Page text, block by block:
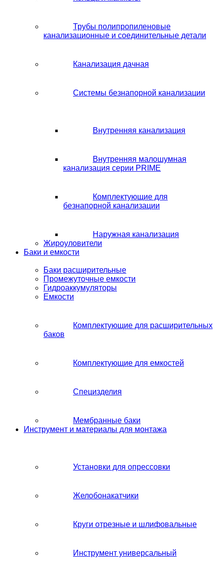
Трубы полипропиленовые
канализационные и соединительные детали
Канализация дачная
Системы безнапорной канализации
Внутренняя канализация
Внутренняя малошумная
канализация серии PRIME
Комплектующие для
безнапорной канализации
Наружная канализация
Жироуловители
Баки и емкости
Баки расширительные
Промежуточные емкости
Гидроаккумуляторы
Емкости
Комплектующие для расширительных
баков
Комплектующие для емкостей
Специзделия
Мембранные баки
Инструмент и материалы для монтажа
Установки для опрессовки
Желобонакатчики
Круги отрезные и шлифовальные
Инструмент универсальный